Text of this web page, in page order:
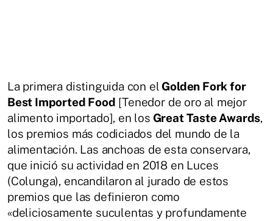
La primera distinguida con el Golden Fork for
Best Imported Food [Tenedor de oro al mejor
alimento importado], en los Great Taste Awards,
los premios más codiciados del mundo de la
alimentación. Las anchoas de esta conservara,
que inició su actividad en 2018 en Luces
(Colunga), encandilaron al jurado de estos
premios que las definieron como
«deliciosamente suculentas y profundamente